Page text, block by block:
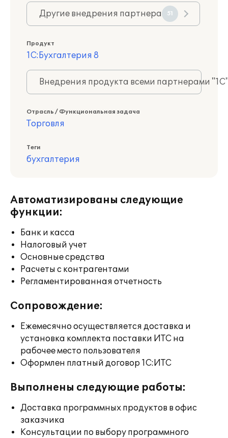
Другие внедрения партнера 51
Продукт
1С:Бухгалтерия 8
Внедрения продукта всеми партнерами
Отрасль / Функциональная задача
Торговля
Теги
бухгалтерия
Автоматизированы следующие
функции:
Банк и касса
Налоговый учет
Основные средства
Расчеты с контрагентами
Регламентированная отчетность
Сопровождение:
Ежемесячно осуществляется доставка и
установка комплекта поставки ИТС на
рабочее место пользователя
Оформлен платный договор 1С:ИТС
Выполнены следующие работы:
Доставка программных продуктов в офис
заказчика
Консультации по выбору программного